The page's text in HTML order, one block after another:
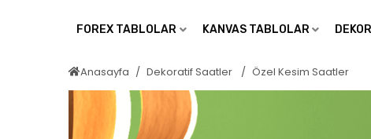
FOREX TABLOLAR KANVAS TABLOLAR
Anasayfa Dekoratif Saatler Özel Kesim Saatler